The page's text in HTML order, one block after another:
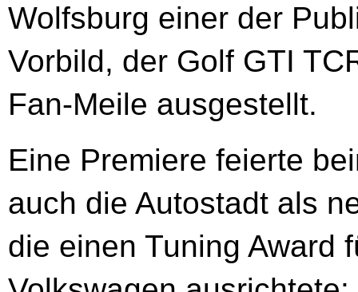
Wolfsburg einer der
Vorbild, der Golf GTI
Fan-Meile ausgestellt.
Eine Premiere feierte
auch die Autostadt als
die einen Tuning Award